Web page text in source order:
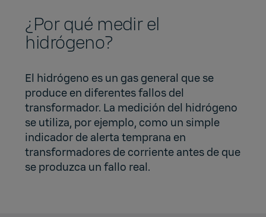
¿Por qué medir el
hidrógeno?
El hidrógeno es un gas general que se
produce en diferentes fallos del
transformador. La medición del hidrógeno
se utiliza, por ejemplo, como un simple
indicador de alerta temprana en
transformadores de corriente antes de que
se produzca un fallo real.